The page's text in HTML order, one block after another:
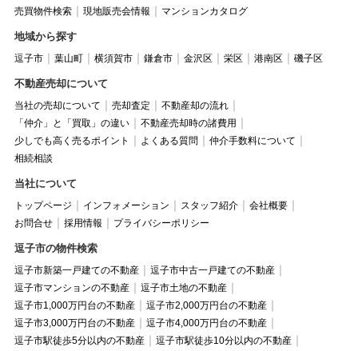
売買物件検索 現地販売会情報 マンションカタログ
地域から探す
逗子市 葉山町 横須賀市 鎌倉市 金沢区 栄区 港南区 磯子区
不動産売却について
当社の売却について 売却査定
不動産却の流れ
「仲介」と「買取」の違い
不動産売却時の諸費用
少しでも高く売るポイント
よくある質問
仲介手数料について
相続相談
当社について
トップページ インフォメーション スタッフ紹介
会社概要
お問合せ
採用情報 プライバシーポリシー
逗子市の物件検索
逗子市新築一戸建ての不動産
逗子市中古一戸建ての不動産
逗子市マンションの不動産
逗子市土地の不動産
逗子市1,000万円台の不動産
逗子市2,000万円台の不動産
逗子市3,000万円台の不動産
逗子市4,000万円台の不動産
逗子市駅徒歩5分以内の不動産
逗子市駅徒歩10分以内の不動産